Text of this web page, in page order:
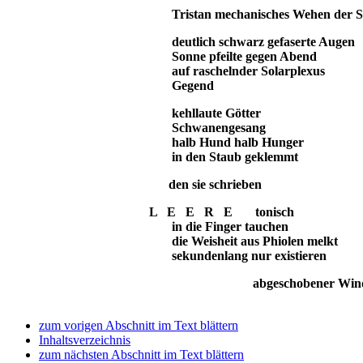
Tristan mechanisches Wehen der
deutlich schwarz gefaserte Augen
Sonne pfeilte gegen Abend
auf raschelnder Solarplexus
Gegend
kehllaute Götter
Schwanengesang
halb Hund halb Hunger
in den Staub geklemmt
den sie schrieben
L E E R E tonisch
in die Finger tauchen
die Weisheit aus Phiolen melkt
sekundenlang nur existieren
abgeschobener Wind
zum vorigen Abschnitt im Text blättern
Inhaltsverzeichnis
zum nächsten Abschnitt im Text blättern